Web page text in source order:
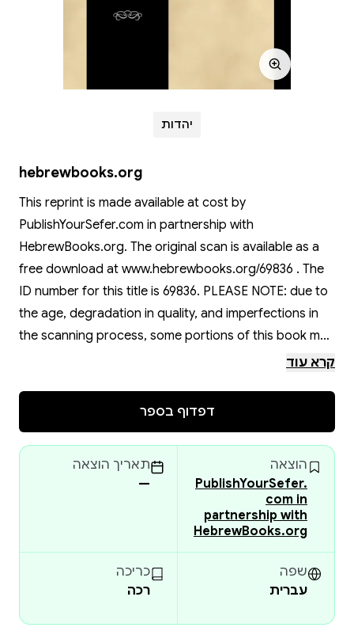
יהדות
hebrewbooks.org
This reprint is made available at cost by
PublishYourSefer.com in partnership with
HebrewBooks.org. The original scan is available as a
free download at www.hebrewbooks.org/69836 . The
ID number for this title is 69836. PLEASE NOTE: due to
the age, degradation in quality, and imperfections in
the scanning process, some portions of this book may
be obscured, damaged or incomplete. Please check
קרא עוד
דפדוף בספר
הוצאה
PublishYourSefer.
com in
partnership with
HebrewBooks.org
תאריך הוצאה
—
שפה
עברית
כריכה
רכה